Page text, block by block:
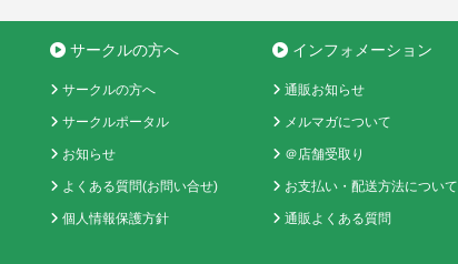
サークルの方へ
サークルの方へ
サークルポータル
お知らせ
よくある質問(お問い合せ)
個人情報保護方針
インフォメーション
通販お知らせ
メルマガについて
＠店舗受取り
お支払い・配送方法について
通販よくある質問